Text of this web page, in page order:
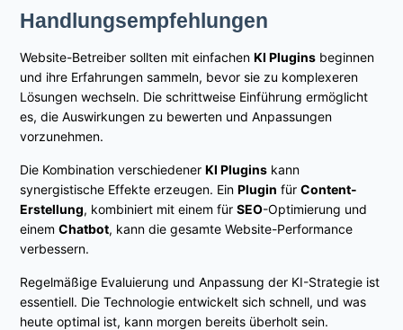
Handlungsempfehlungen
Website-Betreiber sollten mit einfachenKI Plugins beginnen
und ihre Erfahrungen sammeln, bevor sie zu komplexeren
Lösungen wechseln. Die schrittweise Einführung ermöglicht
es, die Auswirkungen zu bewerten und Anpassungen
vorzunehmen.
Die Kombination verschiedenerKI Plugins kann
synergistische Effekte erzeugen. EinPlugin fürContent-
Erstellung, kombiniert mit einem fürSEO-Optimierung und
einemChatbot, kann die gesamte Website-Performance
verbessern.
Regelmäßige Evaluierung und Anpassung der KI-Strategie ist
essentiell. Die Technologie entwickelt sich schnell, und was
heute optimal ist, kann morgen bereits überholt sein.